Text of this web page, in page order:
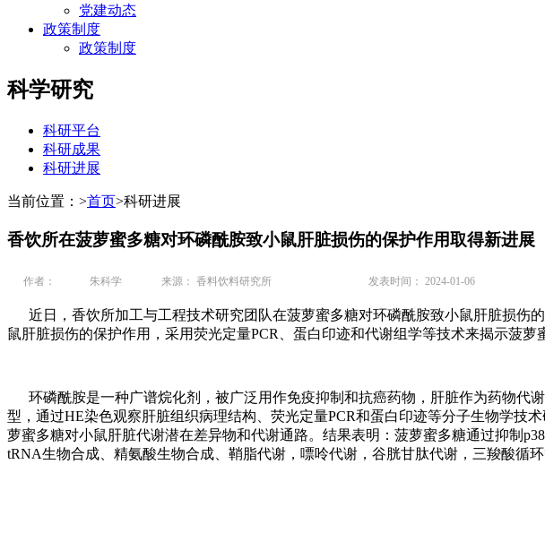
党建动态
政策制度
政策制度
科学研究
科研平台
科研成果
科研进展
当前位置： >首页>科研进展
香饮所在菠萝蜜多糖对环磷酰胺致小鼠肝脏损伤的保护作用取得新进展
作者： 朱科学 来源： 香料饮料研究所 发表时间： 2024-01-06
近日，香饮所加工与工程技术研究团队在菠萝蜜多糖对环磷酰胺致小鼠肝脏损伤
鼠肝脏损伤的保护作用，采用荧光定量PCR、蛋白印迹和代谢组学等技术来揭示菠
环磷酰胺是一种广谱烷化剂，被广泛用作免疫抑制和抗癌药物，肝脏作为药物代
型，通过HE染色观察肝脏组织病理结构、荧光定量PCR和蛋白印迹等分子生物学技
萝蜜多糖对小鼠肝脏代谢潜在差异物和代谢通路。结果表明：菠萝蜜多糖通过抑制
tRNA生物合成、精氨酸生物合成、鞘脂代谢，嘌呤代谢，谷胱甘肽代谢，三羧酸循环